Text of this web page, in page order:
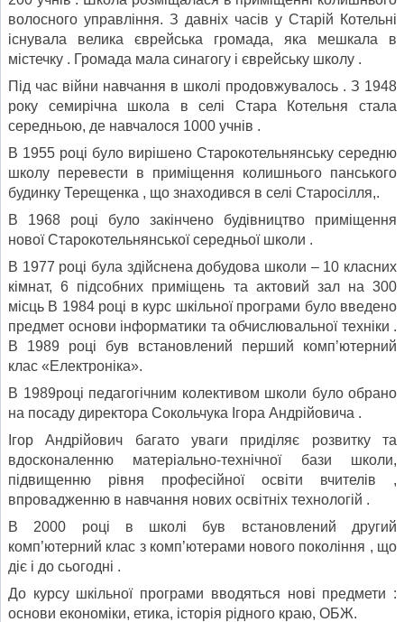
волосного управління. З давніх часів у Старій Котельні
існувала велика єврейська громада, яка мешкала в
містечку . Громада мала синагогу і єврейську школу .
Під час війни навчання в школі продовжувалось . З 1948
року семирічна школа в селі Стара Котельня стала
середньою, де навчалося 1000 учнів .
В 1955 році було вирішено Старокотельнянську середню
школу перевести в приміщення колишнього панського
будинку Терещенка , що знаходився в селі Старосілля,.
В 1968 році було закінчено будівництво приміщення
нової Старокотельнянської середньої школи .
В 1977 році була здійснена добудова школи – 10 класних
кімнат, 6 підсобних приміщень та актовий зал на 300
місць В 1984 році в курс шкільної програми було введено
предмет основи інформатики та обчислювальної техніки .
В 1989 році був встановлений перший комп’ютерний
клас «Електроніка».
В 1989році педагогічним колективом школи було обрано
на посаду директора Сокольчука Ігора Андрійовича .
Ігор Андрійович багато уваги приділяє розвитку та
вдосконаленню матеріально-технічної бази школи,
підвищенню рівня професійної освіти вчителів ,
впровадженню в навчання нових освітніх технологій .
В 2000 році в школі був встановлений другий
комп’ютерний клас з комп’ютерами нового покоління , що
діє і до сьогодні .
До курсу шкільної програми вводяться нові предмети :
основи економіки, етика, історія рідного краю, ОБЖ.